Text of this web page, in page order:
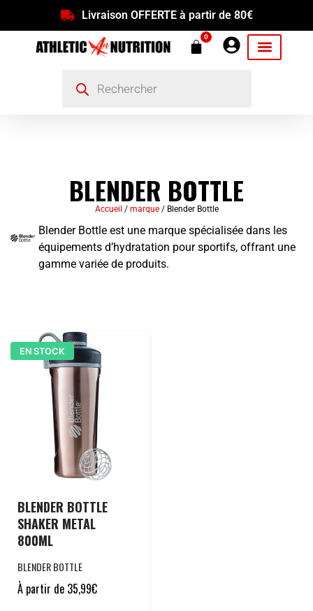
Livraison OFFERTE à partir de 80€
0
BLENDER BOTTLE
Accueil / marque/ Blender Bottle
Blender Bottle est une marque spécialisée dans les
équipements d’hydratation pour sportifs, offrant une
gamme variée de produits.
EN STOCK
BLENDER BOTTLE
SHAKER METAL
800ML
BLENDER BOTTLE
À partir de 35,99€